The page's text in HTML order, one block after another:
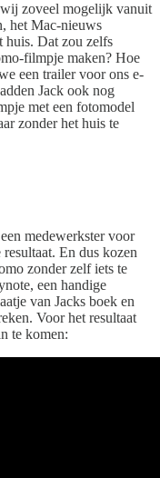
zoveel mogelijk vanuit
het Mac-nieuws
huis. Dat zou zelfs
filmpje maken? Hoe
een trailer voor ons e-
Jack ook nog
met een fotomodel
zonder het huis te
medewerkster voor
En dus kozen
zonder zelf iets te
een handige
van Jacks boek en
Voor het resultaat
te komen: